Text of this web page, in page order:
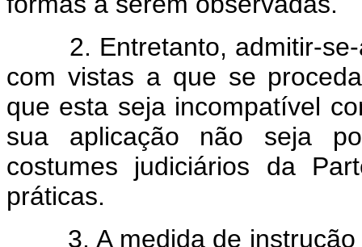
2. Entretanto, admitir-se-á
com vistas a que se
que esta seja incompatível
sua aplicação não seja
costumes judiciários da
práticas.
3. A medida de instrução